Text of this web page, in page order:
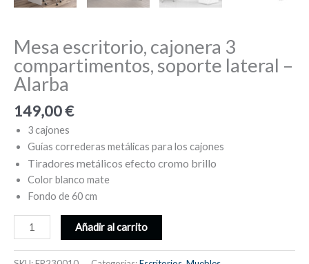
Mesa escritorio, cajonera 3
compartimentos, soporte lateral –
Alarba
149,00€
3 cajones
Guías correderas metálicas para los cajones
Tiradores metálicos efecto cromo brillo
Color blanco mate
Fondo de 60 cm
Mesa
escritorio,
Añadir al carrito